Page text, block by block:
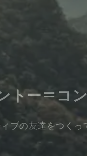
トー＝コ
ブの友達をつくっ